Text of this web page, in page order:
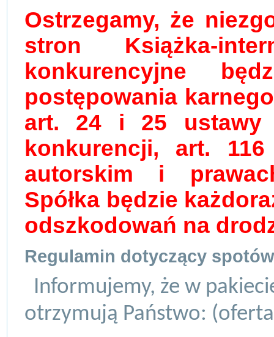
Ostrzegamy, że
stron Książka-
konkurencyjne
postępowania
art. 24 i 25 ustawy
konkurencji, art.
autorskim i
Spółka będzie
odszkodowań na
Regulamin dotyczący
Informujemy, że w
otrzymują Państwo: